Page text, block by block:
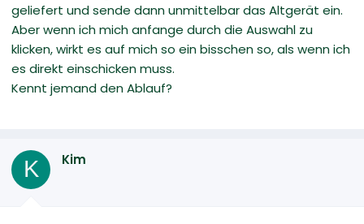
geliefert und sende dann unmittelbar das Altgerät ein.
Aber wenn ich mich anfange durch die Auswahl zu
klicken, wirkt es auf mich so ein bisschen so, als wenn ich
es direkt einschicken muss.
Kennt jemand den Ablauf?
K Kim